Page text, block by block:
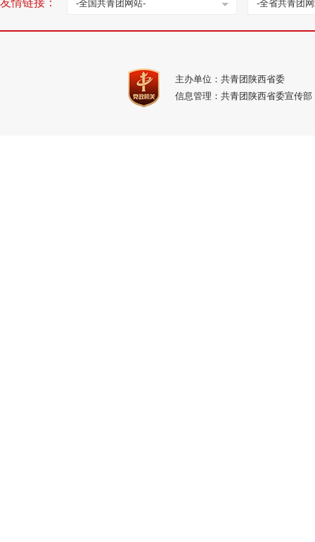
友情链接： -全国共青团网站- -全省共青团
主办单位：共青团陕西省委
信息管理：共青团陕西省委宣传部